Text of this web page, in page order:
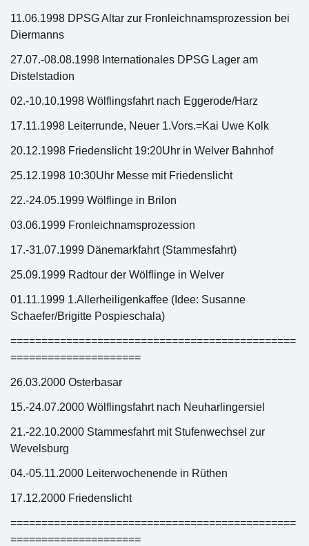
11.06.1998 DPSG Altar zur Fronleichnamsprozession bei
Diermanns
27.07.-08.08.1998 Internationales DPSG Lager am
Distelstadion
02.-10.10.1998 Wölflingsfahrt nach Eggerode/Harz
17.11.1998 Leiterrunde, Neuer 1.Vors.=Kai Uwe Kolk
20.12.1998 Friedenslicht 19:20Uhr in Welver Bahnhof
25.12.1998 10:30Uhr Messe mit Friedenslicht
22.-24.05.1999 Wölflinge in Brilon
03.06.1999 Fronleichnamsprozession
17.-31.07.1999 Dänemarkfahrt (Stammesfahrt)
25.09.1999 Radtour der Wölflinge in Welver
01.11.1999 1.Allerheiligenkaffee (Idee: Susanne
Schaefer/Brigitte Pospieschala)
==============================================
=====================
26.03.2000 Osterbasar
15.-24.07.2000 Wölflingsfahrt nach Neuharlingersiel
21.-22.10.2000 Stammesfahrt mit Stufenwechsel zur
Wevelsburg
04.-05.11.2000 Leiterwochenende in Rüthen
17.12.2000 Friedenslicht
==============================================
=====================